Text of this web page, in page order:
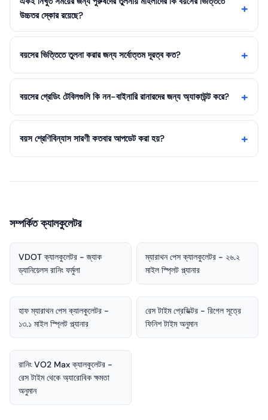
উচ্চতর স্কোর রয়েছে?
বয়সের ভিত্তিতে তুলনা করার জন্য সর্বোত্তম দূরত্ব কত?
বয়সের গ্রেডিং টেবিলগুলি কি নন-বাইনারি রানারদের জন্য অ্যাকাউন্ট করে?
বয়স শ্রেণিবিন্যাস সারণী কতবার আপডেট করা হয়?
সম্পর্কিত ক্যালকুলেটর
VDOT ক্যালকুলেটর - জ্যাক
ড্যানিয়েলস রানিং ফর্মুলা
ম্যারাথন পেস ক্যালকুলেটর - ২৬.২
মাইল স্প্লিট প্ল্যানার
হাফ ম্যারাথন পেস ক্যালকুলেটর -
১৩.১ মাইল স্প্লিট প্ল্যানার
রেস টাইম প্রেডিক্টর - রিগেল সূত্রে
ফিনিশ টাইম অনুমান
রানিং VO2 Max ক্যালকুলেটর -
রেস টাইম থেকে অ্যারোবিক ক্ষমতা
অনুমান